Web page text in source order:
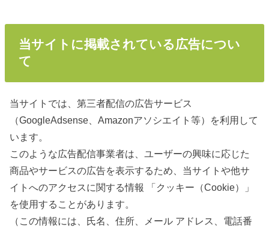
当サイトに掲載されている広告につい
て
当サイトでは、第三者配信の広告サービス
（GoogleAdsense、Amazonアソシエイト等）を利用して
います。
このような広告配信事業者は、ユーザーの興味に応じた
商品やサービスの広告を表示するため、当サイトや他サ
イトへのアクセスに関する情報 「クッキー（Cookie）」
を使用することがあります。
（この情報には、氏名、住所、メール アドレス、電話番